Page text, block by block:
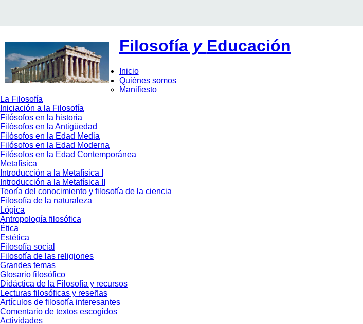
Filosofíay Educación
Inicio
Quiénes somos
Manifiesto
La Filosofía
Iniciación a la Filosofía
Filósofos en la historia
Filósofos en la Antigüedad
Filósofos en la Edad Media
Filósofos en la Edad Moderna
Filósofos en la Edad Contemporánea
Metafísica
Introducción a la Metafísica I
Introducción a la Metafísica II
Teoría del conocimiento y filosofía de la ciencia
Filosofía de la naturaleza
Lógica
Antropología filosófica
Ética
Estética
Filosofía social
Filosofía de las religiones
Grandes temas
Glosario filosófico
Didáctica de la Filosofía y recursos
Lecturas filosóficas y reseñas
Artículos de filosofía interesantes
Comentario de textos escogidos
Actividades